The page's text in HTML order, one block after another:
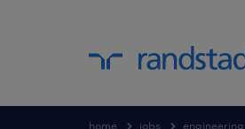
home jobs engineering